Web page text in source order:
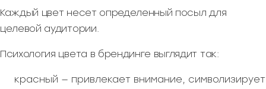
Каждый цвет несет определенный посыл для
целевой аудитории.
Психология цвета в брендинге выглядит так:
красный — привлекает внимание, символизирует